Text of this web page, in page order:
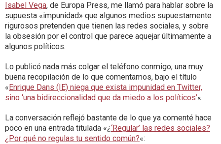
Isabel Vega, de Europa Press, me llamó para hablar sobre la
supuesta «impunidad» que algunos medios supuestamente
rigurosos pretenden que tienen las redes sociales, y sobre
la obsesión por el control que parece aquejar últimamente a
algunos políticos.
Lo publicó nada más colgar el teléfono conmigo, una muy
buena recopilación de lo que comentamos, bajo el título
«Enrique Dans (IE) niega que exista impunidad en Twitter,
sino ‘una bidireccionalidad que da miedo a los políticos’«.
La conversación reflejó bastante de lo que ya comenté hace
poco en una entrada titulada «¿‘Regular’ las redes sociales?
¿Por qué no regulas tu sentido común?«: